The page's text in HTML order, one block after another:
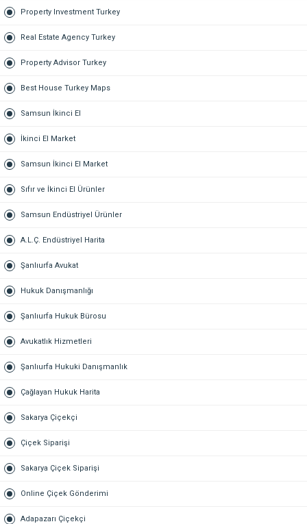
Property Investment Turkey
Real Estate Agency Turkey
Property Advisor Turkey
Best House Turkey Maps
Samsun İkinci El
İkinci El Market
Samsun İkinci El Market
Sıfır ve İkinci El Ürünler
Samsun Endüstriyel Ürünler
A.L.Ç. Endüstriyel Harita
Şanlıurfa Avukat
Hukuk Danışmanlığı
Şanlıurfa Hukuk Bürosu
Avukatlık Hizmetleri
Şanlıurfa Hukuki Danışmanlık
Çağlayan Hukuk Harita
Sakarya Çiçekçi
Çiçek Siparişi
Sakarya Çiçek Siparişi
Online Çiçek Gönderimi
Adapazarı Çiçekçi